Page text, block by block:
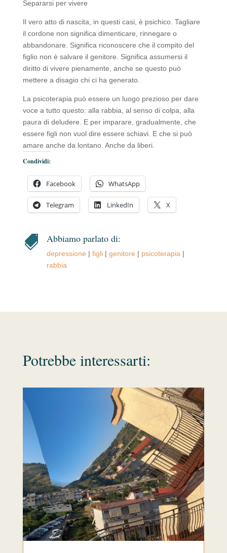
Separarsi per vivere
Il vero atto di nascita, in questi casi, è psichico. Tagliare
il cordone non significa dimenticare, rinnegare o
abbandonare. Significa riconoscere che il compito del
figlio non è salvare il genitore. Significa assumersi il
diritto di vivere pienamente, anche se questo può
mettere a disagio chi ci ha generato.
La psicoterapia può essere un luogo prezioso per dare
voce a tutto questo: alla rabbia, al senso di colpa, alla
paura di deludere. E per imparare, gradualmente, che
essere figli non vuol dire essere schiavi. E che si può
amare anche da lontano. Anche da liberi.
Condividi:
Facebook WhatsApp
Telegram LinkedIn X
 Abbiamo parlato di:
depressione | figli| genitore | psicoterapia |
rabbia
Potrebbe interessarti: